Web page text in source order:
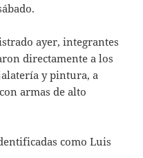
ayer, integrantes
directamente a los
y pintura, a
armas de alto
como Luis